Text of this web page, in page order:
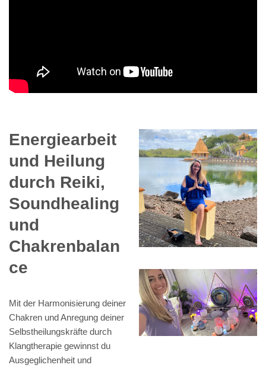
Energiearbeit
und Heilung
durch Reiki,
Soundhealing
und
Chakrenbalan
ce
Mit der Harmonisierung deiner
Chakren und Anregung deiner
Selbstheilungskräfte durch
Klangtherapie gewinnst du
Ausgeglichenheit und